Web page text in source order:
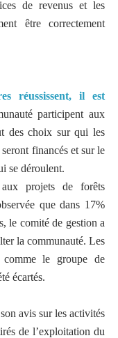
de revenus et les
être correctement
réussissent, il est
participent aux
des choix sur qui les
financés et sur le
se déroulent.
projets de forêts
que dans 17%
le comité de gestion a
la communauté. Les
le groupe de
écartés.
avis sur les activités
de l’exploitation du